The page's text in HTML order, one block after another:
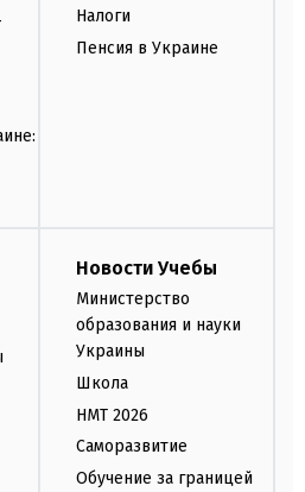
Налоги
Пенсия в Украине
Новости Учебы
Министерство
образования и науки
Украины
Школа
НМТ 2026
Саморазвитие
Обучение за границей